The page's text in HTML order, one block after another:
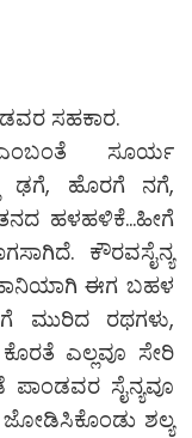
ಸಹಕಾರ.
ಸೂರ್ಯ
ಢಗೆ, ಹೊರಗೆ ನಗೆ,
ಹಳಹಳಿಕೆ...ಹೀಗೆ
ಕೌರವಸೈನ್ಯ
ಹಾನಿಯಾಗಿ ಈಗ ಬಹಳ
ಮುರಿದ ರಥಗಳು,
ಎಲ್ಲವೂ ಸೇರಿ
ಪಾಂಡವರ ಸೈನ್ಯವೂ
ಜೋಡಿಸಿಕೊಂಡು ಶಲ್ಯ